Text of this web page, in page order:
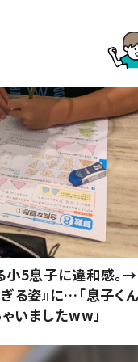
5息子に違和感。→
る姿』に…「息子く
いましたww」